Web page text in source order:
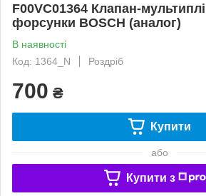
F00VC01364 Клапан-
форсунки BOSCH (аналог)
В наявності
Код: 1364_N
Роздріб
700 ₴
Купити
або
Купити з